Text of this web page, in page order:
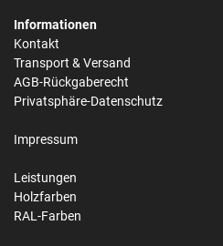
Informationen
Kontakt
Transport & Versand
AGB-Rückgaberecht
Privatsphäre-Datenschutz
Impressum
Leistungen
Holzfarben
RAL-Farben